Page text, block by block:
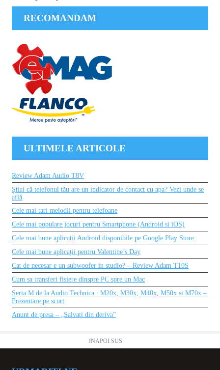
RECOMANDAM
ULTIMELE ARTICOLE
Review Adam Audio T8V
Știai că telefonul tău are un indicator de contact cu apa? Vezi unde se
află
Cele mai tari melodii pentru telefoane
Cele mai populare jocuri pentru Smartphone (Android si iOS)
Cele mai bune aplicații Android disponibile pe Google Play Store
Cele mai bune aplicații pentru Valentine’s Day
Cat de necesar e un subwoofer in studio? – Review Adam T10S
Cum sa transferi fisiere dinspre PC spre un Mac
Seria M de la Audio Technica : M20x, M30x, M40x, M50x si M70x –
Prezentare pe scurt
Anunt de presa – „Salvati din deriva”
INAPOI SUS